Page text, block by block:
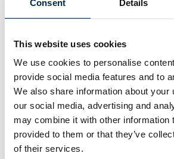
Consent Details
This website uses cookies
We use cookies to personalise
provide social media features and to
We also share information about your
our social media, advertising and
may combine it with other information
provided to them or that they’ve
of their services.
Michael Mertov
Driftsdirektør
Vognmand Peder